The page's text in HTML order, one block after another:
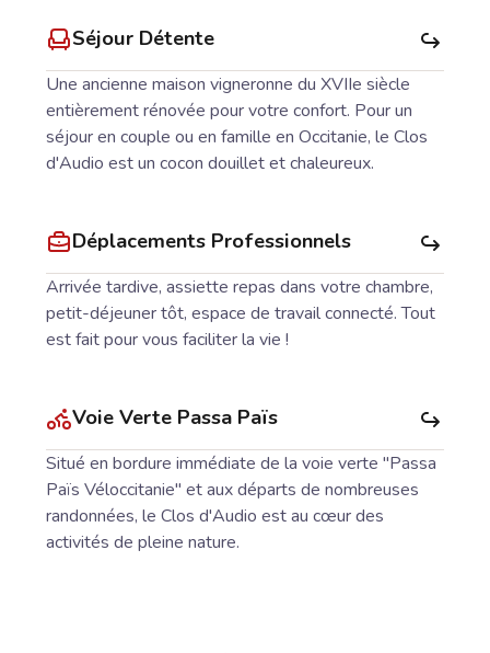
Séjour Détente
Une ancienne maison vigneronne du XVIIe siècle
entièrement rénovée pour votre confort. Pour un
séjour en couple ou en famille en Occitanie, le Clos
d'Audio est un cocon douillet et chaleureux.
Déplacements Professionnels
Arrivée tardive, assiette repas dans votre chambre,
petit-déjeuner tôt, espace de travail connecté. Tout
est fait pour vous faciliter la vie !
Voie Verte Passa Païs
Situé en bordure immédiate de la voie verte "Passa
Païs Véloccitanie" et aux départs de nombreuses
randonnées, le Clos d'Audio est au cœur des
activités de pleine nature.